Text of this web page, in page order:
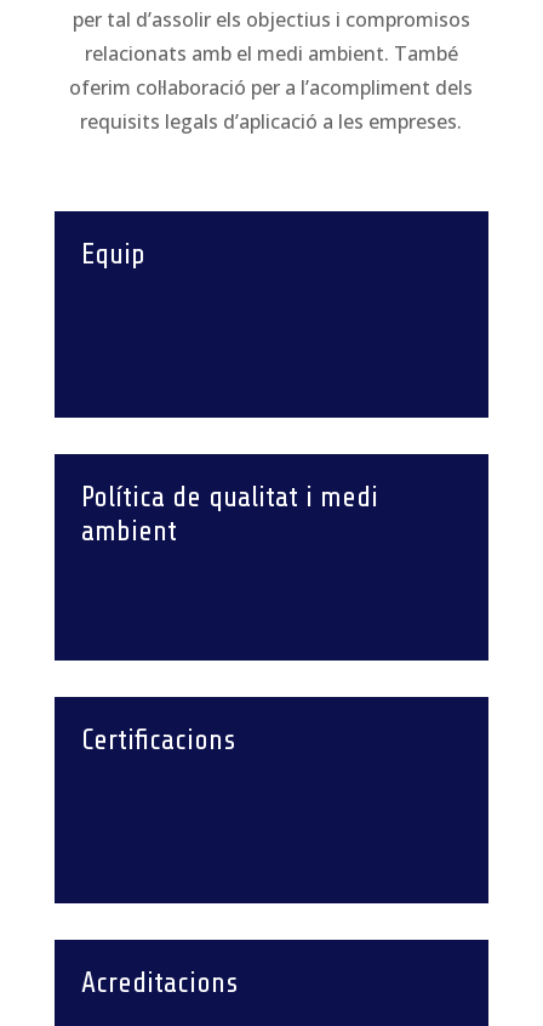
per tal d’assolir els objectius i compromisos
relacionats amb el medi ambient. També
oferim col·laboració per a l’acompliment dels
requisits legals d’aplicació a les empreses.
Equip
Política de qualitat i medi
ambient
Certificacions
Acreditacions